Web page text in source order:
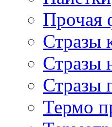
Прочая
Стразы
Стразы
Стразы
Термо